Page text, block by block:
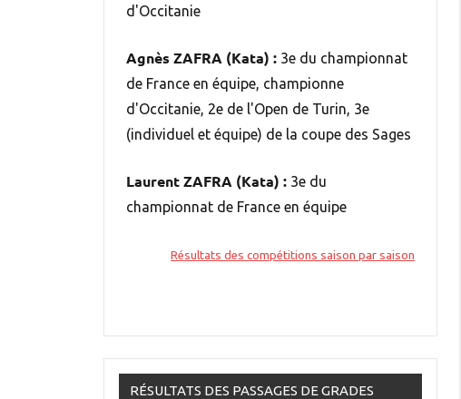
d'Occitanie
Agnès ZAFRA (Kata) : 3e du championnat
de France en équipe, championne
d'Occitanie, 2e de l'Open de Turin, 3e
(individuel et équipe) de la coupe des Sages
Laurent ZAFRA (Kata) : 3e du
championnat de France en équipe
Résultats des compétitions saison par saison
RÉSULTATS DES PASSAGES DE GRADES